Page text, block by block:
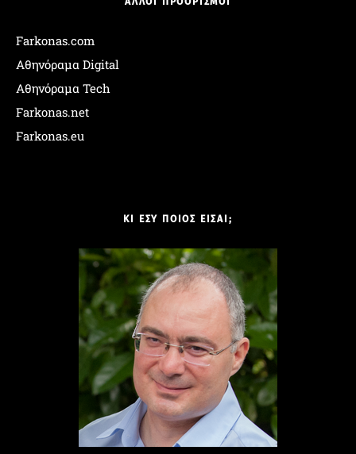
Farkonas.com
Αθηνόραμα Digital
Αθηνόραμα Tech
Farkonas.net
Farkonas.eu
ΚΙ ΕΣΥ ΠΟΙΟΣ ΕΙΣΑΙ;